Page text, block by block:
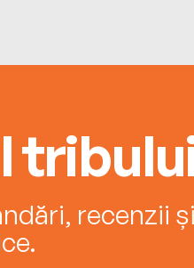
recenzii